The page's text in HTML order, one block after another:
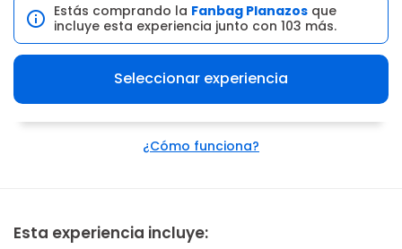
Estás comprando la Fanbag Planazos que
incluye esta experiencia junto con 103 más.
Seleccionar experiencia
¿Cómo funciona?
Esta experiencia incluye: